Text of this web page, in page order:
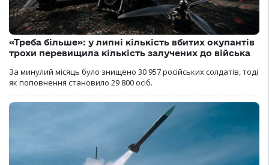
«Треба більше»: у липні кількість вбитих окупантів
трохи перевищила кількість залучених до війська
За минулий місяць було знищено 30 957 російських солдатів, тоді
як поповнення становило 29 800 осіб.